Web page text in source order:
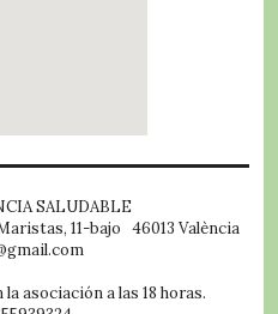
SALUDABLE
11-bajo 46013 València
asociación a las 18 horas.